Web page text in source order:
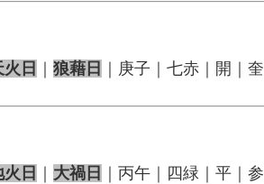
火日 狼藉日 ｜庚子｜七赤｜開｜奎
火日 大禍日 ｜丙午｜四緑｜平｜参